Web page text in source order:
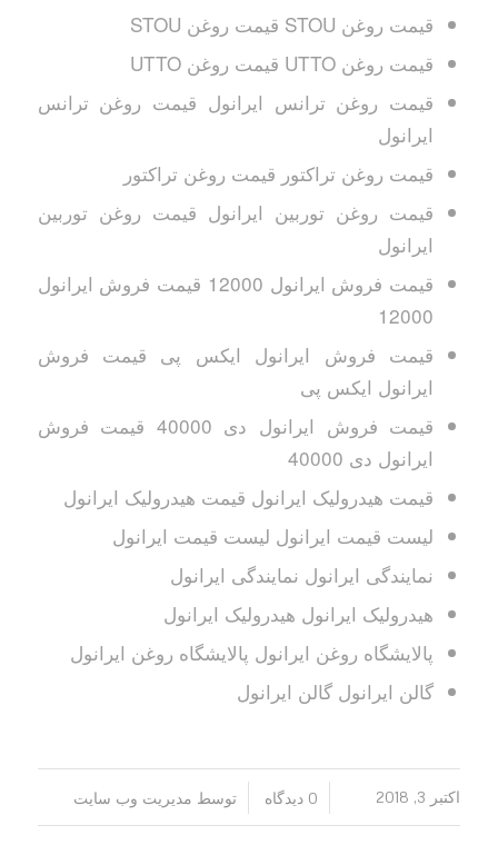
قیمت روغن STOU قیمت روغن STOU
قیمت روغن UTTO قیمت روغن UTTO
قیمت روغن ترانس ایرانول قیمت روغن ترانس
ایرانول
قیمت روغن تراکتور قیمت روغن تراکتور
قیمت روغن توربین ایرانول قیمت روغن توربین
ایرانول
قیمت فروش ایرانول 12000 قیمت فروش ایرانول
12000
قیمت فروش ایرانول ایکس پی قیمت فروش
ایرانول ایکس پی
قیمت فروش ایرانول دی 40000 قیمت فروش
ایرانول دی 40000
قیمت هیدرولیک ایرانول قیمت هیدرولیک ایرانول
لیست قیمت ایرانول لیست قیمت ایرانول
نمایندگی ایرانول نمایندگی ایرانول
هیدرولیک ایرانول هیدرولیک ایرانول
پالایشگاه روغن ایرانول پالایشگاه روغن ایرانول
گالن ایرانول گالن ایرانول
اکتبر 3, 2018 / 0 دیدگاه/ توسط مدیریت وب سایت